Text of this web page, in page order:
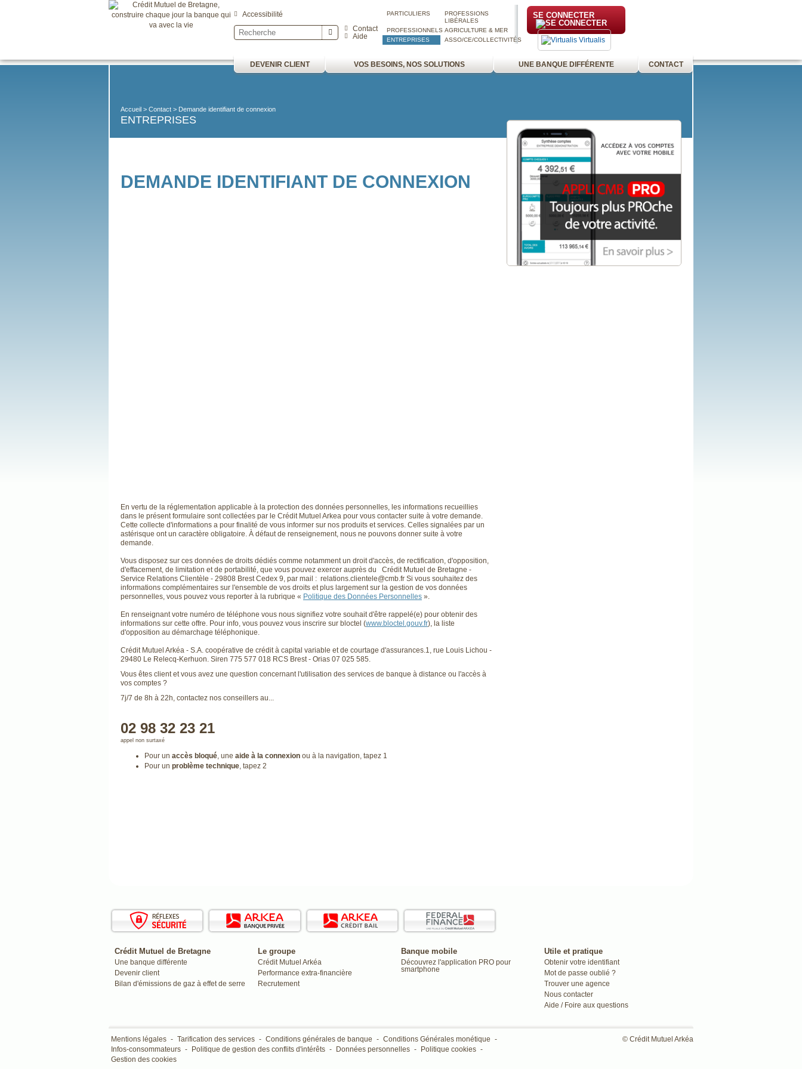
Contact
Aide
Accessibilité PARTICULIERS
PROFESSIONS
LIBÉRALES
PROFESSIONNELS AGRICULTURE & MER
ENTREPRISES
ASSO/CE/COLLECTIVITÉS
SE CONNECTER
Virtualis
DEVENIR CLIENT VOS BESOINS, NOS SOLUTIONS UNE BANQUE DIFFÉRENTE CONTACT
Accueil Contact Demande identifiant de connexion
ENTREPRISES
DEMANDE IDENTIFIANT DE CONNEXION
En vertu de la réglementation applicable à la protection des données personnelles, les informations recueillies
dans le présent formulaire sont collectées par le Crédit Mutuel Arkea pour vous contacter suite à votre demande.
Cette collecte d'informations a pour finalité de vous informer sur nos produits et services. Celles signalées par un
astérisque ont un caractère obligatoire. À défaut de renseignement, nous ne pouvons donner suite à votre
demande.
Vous disposez sur ces données de droits dédiés comme notamment un droit d'accès, de rectification, d'opposition,
d'effacement, de limitation et de portabilité, que vous pouvez exercer auprès du Crédit Mutuel de Bretagne -
Service Relations Clientèle - 29808 Brest Cedex 9, par mail : relations.clientele@cmb.fr Si vous souhaitez des
informations complémentaires sur l'ensemble de vos droits et plus largement sur la gestion de vos données
personnelles, vous pouvez vous reporter à la rubrique « Politique des Données Personnelles ».
En renseignant votre numéro de téléphone vous nous signifiez votre souhait d'être rappelé(e) pour obtenir des
informations sur cette offre. Pour info, vous pouvez vous inscrire sur bloctel (www.bloctel.gouv.fr), la liste
d'opposition au démarchage téléphonique.
Crédit Mutuel Arkéa - S.A. coopérative de crédit à capital variable et de courtage d'assurances.1, rue Louis Lichou -
29480 Le Relecq-Kerhuon. Siren 775 577 018 RCS Brest - Orias 07 025 585.
Vous êtes client et vous avez une question concernant l'utilisation des services de banque à distance ou l'accès à
vos comptes ?
7j/7 de 8h à 22h, contactez nos conseillers au...
02 98 32 23 21
appel non surtaxé
Pour un accès bloqué, une aide à la connexion ou à la navigation, tapez 1
Pour un problème technique, tapez 2
Crédit Mutuel de Bretagne
Une banque différente
Devenir client
Bilan d'émissions de gaz à effet de serre
Le groupe
Crédit Mutuel Arkéa
Performance extra-financière
Recrutement
Banque mobile
Découvrez l'application PRO pour
smartphone
Utile et pratique
Obtenir votre identifiant
Mot de passe oublié ?
Trouver une agence
Nous contacter
Aide / Foire aux questions
Mentions légales - Tarification des services - Conditions générales de banque - Conditions Générales monétique -
Infos-consommateurs - Politique de gestion des conflits d'intérêts - Données personnelles - Politique cookies -
Gestion des cookies
© Crédit Mutuel Arkéa